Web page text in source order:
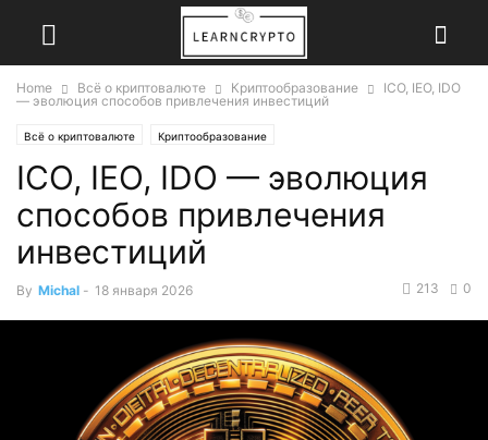
Home Всё о криптовалюте Криптообразование
ICO, IEO, IDO
— эволюция способов привлечения инвестиций
Всё о криптовалюте Криптообразование
ICO, IEO, IDO — эволюция
способов привлечения
инвестиций
By Michal - 18 января 2026 0
213